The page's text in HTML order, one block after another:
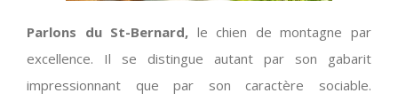
Parlons du St-Bernard, le chien de montagne par
excellence. Il se distingue autant par son gabarit
impressionnant que par son caractère sociable.